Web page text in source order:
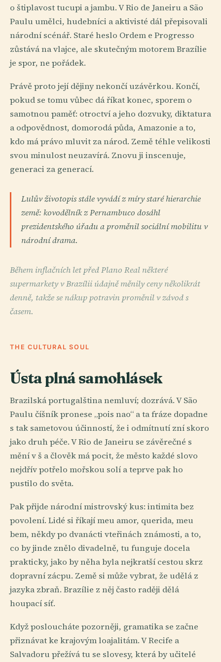
o štiplavost tucupi a jambu. V Rio de Janeiru a São
Paulu umělci, hudebníci a aktivisté dál přepisovali
národní scénář. Staré heslo Ordem e Progresso
zůstává na vlajce, ale skutečným motorem Brazílie
je spor, ne pořádek.
Právě proto její dějiny nekončí uzávěrkou. Končí,
pokud se tomu vůbec dá říkat konec, sporem o
samotnou paměť: otroctví a jeho dozvuky, diktatura
a odpovědnost, domorodá půda, Amazonie a to,
kdo má právo mluvit za národ. Země téhle velikosti
svou minulost neuzavírá. Znovu ji inscenuje,
generaci za generací.
Lulův životopis stále vyvádí z míry staré hierarchie
země: kovodělník z Pernambuco dosáhl
prezidentského úřadu a proměnil sociální mobilitu v
národní drama.
Během inflačních let před Plano Real některé
supermarkety v Brazílii údajně měnily ceny několikrát
denně, takže se nákup potravin proměnil v závod s
časem.
THE CULTURAL SOUL
Ústa plná samohlásek
Brazilská portugalština nemluví; dozrává. V São
Paulu číšník pronese „pois nao“ a ta fráze dopadne
s tak sametovou účinností, že i odmítnutí zní skoro
jako druh péče. V Rio de Janeiru se závěrečné s
mění v š a člověk má pocit, že město každé slovo
nejdřív potřelo mořskou solí a teprve pak ho
pustilo do světa.
Pak přijde národní mistrovský kus: intimita bez
povolení. Lidé si říkají meu amor, querida, meu
bem, někdy po dvanácti vteřinách známosti, a to,
co by jinde znělo divadelně, tu funguje docela
prakticky, jako by něha byla nejkratší cestou skrz
dopravní zácpu. Země si může vybrat, že udělá z
jazyka zbraň. Brazílie z něj často raději dělá
houpací síť.
Když posloucháte pozorněji, gramatika se začne
přiznávat ke krajovým loajalitám. V Recife a
Salvadoru přežívá tu se slovesy, která by učitelé